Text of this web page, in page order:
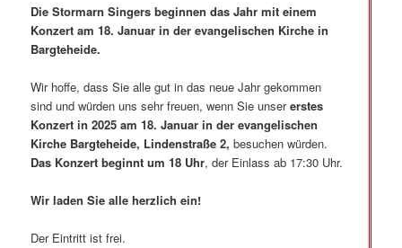
Die Stormarn Singers beginnen das Jahr mit einem
Konzert am 18. Januar in der evangelischen Kirche in
Bargteheide.
Wir hoffe, dass Sie alle gut in das neue Jahr gekommen
sind und würden uns sehr freuen, wenn Sie unsererstes
Konzert in 2025 am 18. Januar in der evangelischen
Kirche Bargteheide, Lindenstraße 2,besuchen würden.
Das Konzert beginnt um 18 Uhr, der Einlass ab 17:30 Uhr.
Wir laden Sie alle herzlich ein!
Der Eintritt ist frei.